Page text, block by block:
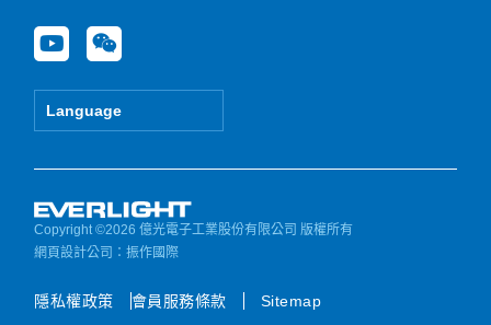
Y
o
u
e
W
e
i
Language
Copyright ©2026 億光電子工業股份有限公司 版權所有
網頁設計公司 ：振作國際
隱私權政策 會員服務條款 Sitemap